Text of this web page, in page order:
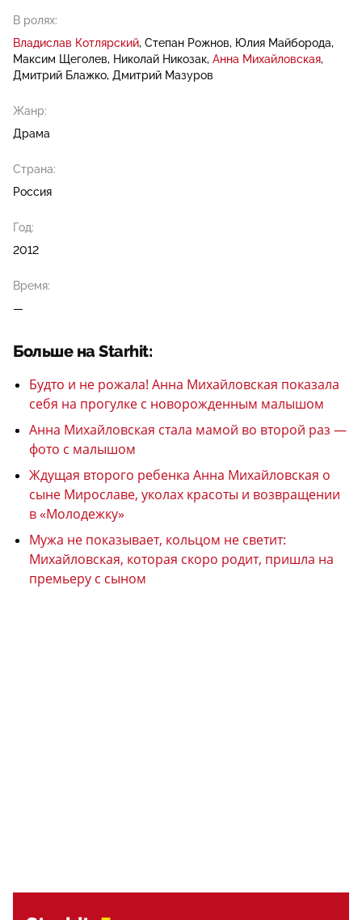
В ролях:
Владислав Котлярский Степан Рожнов
Юлия Майборода
Максим Щеголев
Николай Никозак Анна Михайловская
Дмитрий Блажко Дмитрий Мазуров
Жанр:
Драма
Страна:
Россия
Год:
2012
Время:
—
Больше на Starhit:
Будто и не рожала! Анна Михайловская показала
себя на прогулке с новорожденным малышом
Анна Михайловская стала мамой во второй раз —
фото с малышом
Ждущая второго ребенка Анна Михайловская о
сыне Мирославе, уколах красоты и возвращении
в «Молодежку»
Мужа не показывает, кольцом не светит:
Михайловская, которая скоро родит, пришла на
премьеру с сыном